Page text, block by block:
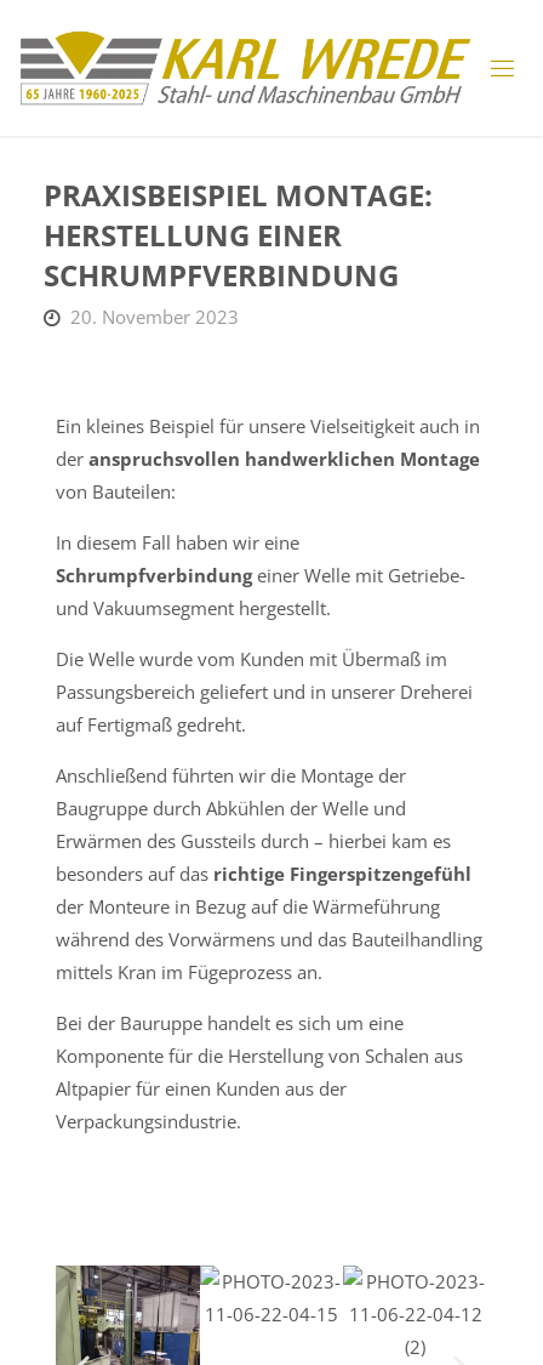
PRAXISBEISPIEL MONTAGE:
HERSTELLUNG EINER
SCHRUMPFVERBINDUNG
20. November 2023
Ein kleines Beispiel für unsere Vielseitigkeit auch in
der anspruchsvollen handwerklichen Montage
von Bauteilen:
In diesem Fall haben wir eine
Schrumpfverbindungeiner Welle mit Getriebe-
und Vakuumsegment hergestellt.
Die Welle wurde vom Kunden mit Übermaß im
Passungsbereich geliefert und in unserer Dreherei
auf Fertigmaß gedreht.
Anschließend führten wir die Montage der
Baugruppe durch Abkühlen der Welle und
Erwärmen des Gussteils durch – hierbei kam es
besonders auf das richtige Fingerspitzengefühl
der Monteure in Bezug auf die Wärmeführung
während des Vorwärmens und das Bauteilhandling
mittels Kran im Fügeprozess an.
Bei der Bauruppe handelt es sich um eine
Komponente für die Herstellung von Schalen aus
Altpapier für einen Kunden aus der
Verpackungsindustrie.